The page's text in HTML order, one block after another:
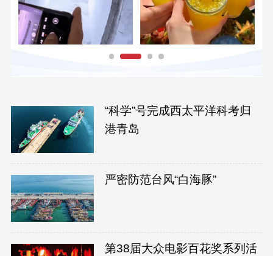
“科学”号完成西太平洋科考归
港青岛
严密防范台风“白海豚”
第38届大众电影百花奖系列活